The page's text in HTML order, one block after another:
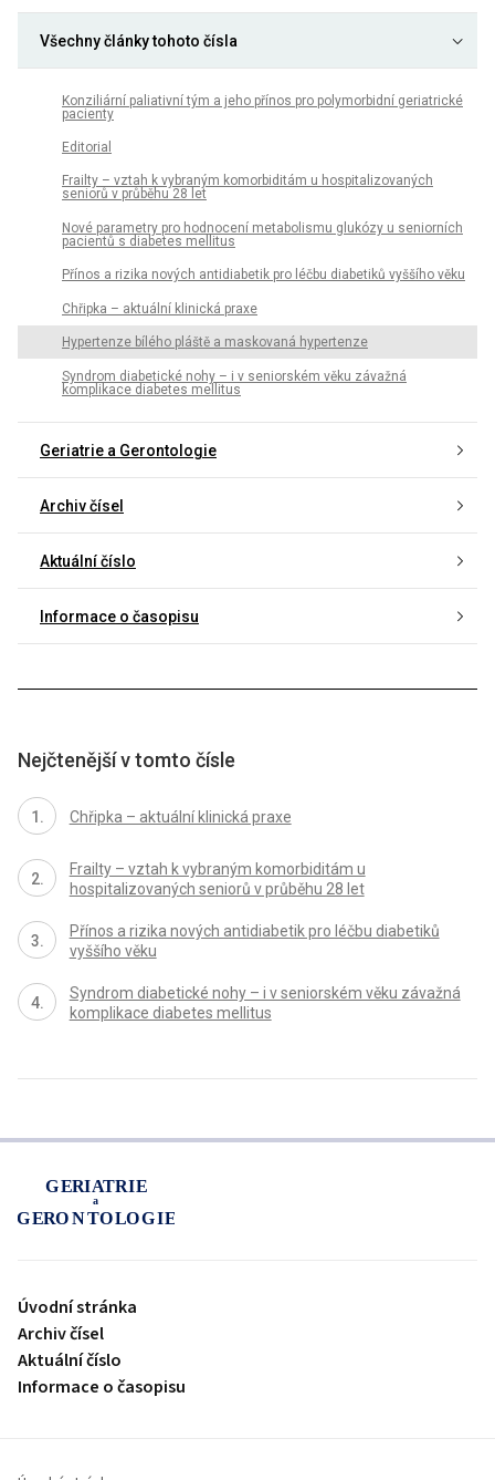
Všechny články tohoto čísla
Konziliární paliativní tým a jeho přínos pro polymorbidní geriatrické
pacienty
Editorial
Frailty – vztah k vybraným komorbiditám u hospitalizovaných
seniorů v průběhu 28 let
Nové parametry pro hodnocení metabolismu glukózy u seniorních
pacientů s diabetes mellitus
Přínos a rizika nových antidiabetik pro léčbu diabetiků vyššího věku
Chřipka – aktuální klinická praxe
Hypertenze bílého pláště a maskovaná hypertenze
Syndrom diabetické nohy – i v seniorském věku závažná
komplikace diabetes mellitus
Geriatrie a Gerontologie
Archiv čísel
Aktuální číslo
Informace o časopisu
Nejčtenější v tomto čísle
Chřipka – aktuální klinická praxe
Frailty – vztah k vybraným komorbiditám u
hospitalizovaných seniorů v průběhu 28 let
Přínos a rizika nových antidiabetik pro léčbu diabetiků
vyššího věku
Syndrom diabetické nohy – i v seniorském věku závažná
komplikace diabetes mellitus
Úvodní stránka
Archiv čísel
Aktuální číslo
Informace o časopisu